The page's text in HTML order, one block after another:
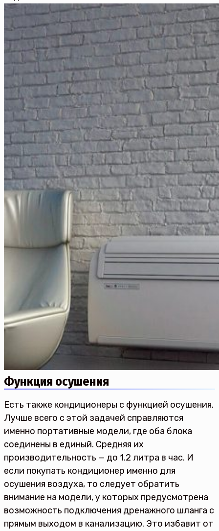
Функция осушения
Есть также кондиционеры с функцией осушения.
Лучше всего с этой задачей справляются
именно портативные модели, где оба блока
соединены в единый. Средняя их
производительность — до 1.2 литра в час. И
если покупать кондиционер именно для
осушения воздуха, то следует обратить
внимание на модели, у которых предусмотрена
возможность подключения дренажного шланга с
прямым выходом в канализацию. Это избавит от